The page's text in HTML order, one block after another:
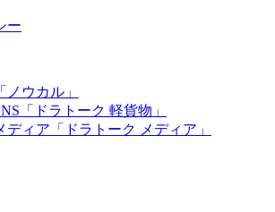
ー
ウカル」
「ドラトーク 軽貨物」
ディア「ドラトーク メディア」